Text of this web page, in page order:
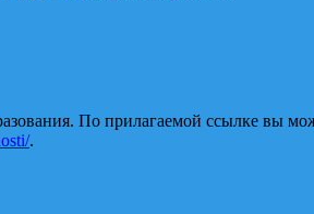
По прилагаемой ссылке вы
.